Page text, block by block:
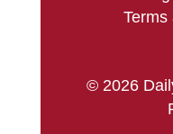
Terms
© 2026